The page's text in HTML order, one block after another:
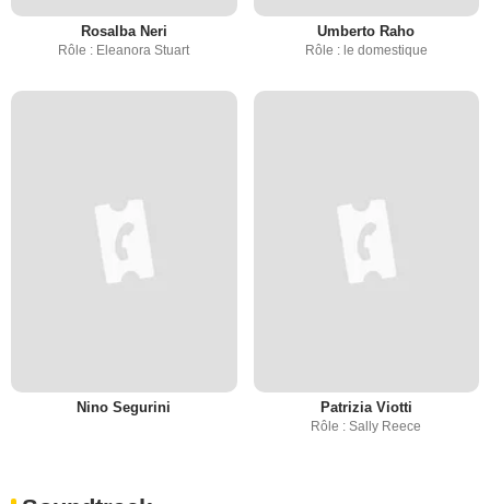
Rosalba Neri
Rôle : Eleanora Stuart
Umberto Raho
Rôle : le domestique
Nino Segurini Patrizia Viotti
Rôle : Sally Reece